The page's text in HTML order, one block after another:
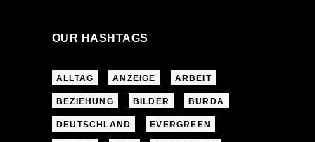
OUR HASHTAGS
ALLTAG ANZEIGE ARBEIT
BEZIEHUNG BILDER BURDA
DEUTSCHLAND EVERGREEN